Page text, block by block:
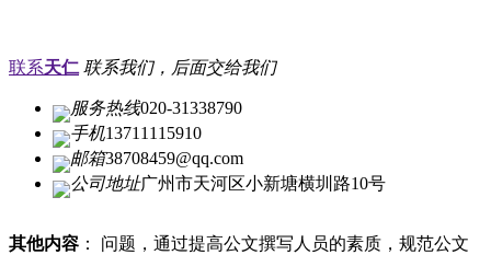
联系天仁 联系我们，后面交给我们
服务热线020-31338790
手机13711115910
邮箱38708459@qq.com
公司地址广州市天河区小新塘横圳路10号
其他内容 ： 问题，通过提高公文撰写人员的素质，规范公文